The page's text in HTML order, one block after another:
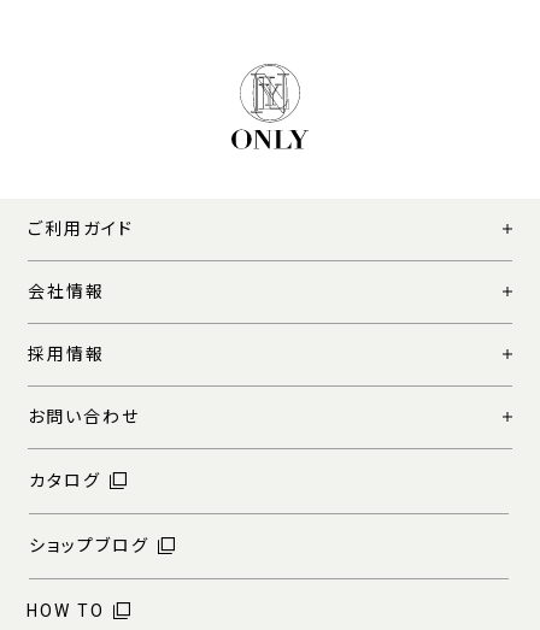
ご利用ガイド
会社情報
採用情報
お問い合わせ
カタログ
ショップブログ
HOW TO